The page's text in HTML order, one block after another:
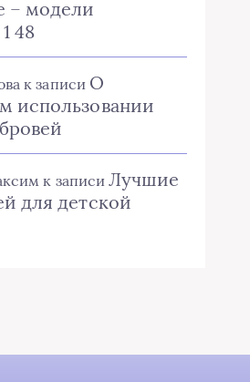
– модели
48
к записи О
использовании
к записиЛучшие
для детской